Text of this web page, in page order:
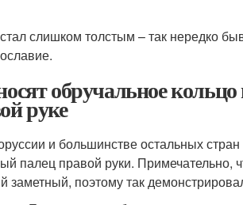
слишком толстым – так нередко
обручальное
руке
и большинстве остальных
палец правой руки. Примечательно,
заметный, поэтому так